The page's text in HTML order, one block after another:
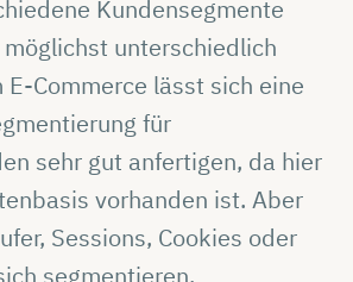
Kundensegmente
unterschiedlich
Commerce lässt sich eine
für
sehr gut anfertigen, da hier
vorhanden ist. Aber
Sessions, Cookies oder
segmentieren.